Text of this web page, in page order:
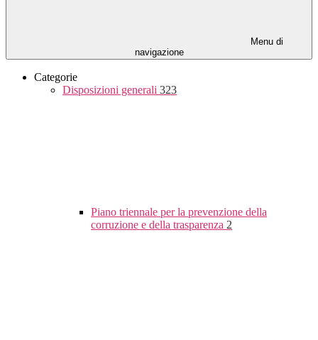
Menu di
navigazione
Categorie
Disposizioni generali 323
Piano triennale per la prevenzione della
corruzione e della trasparenza 2